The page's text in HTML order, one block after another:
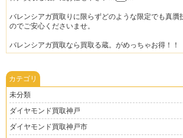
バレンシアガ買取りに限らずどのような限定でも真贋
のでご安心くださいませ。
バレンシアガ買取なら買取る蔵。がめっちゃお得！！
カテゴリ
未分類
ダイヤモンド買取神戸
ダイヤモンド買取神戸市